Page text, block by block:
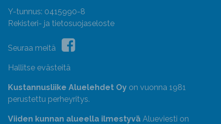
Y-tunnus: 0415990-8
Rekisteri- ja tietosuojaseloste
Seuraa meitä
Hallitse evästeitä
Kustannusliike Aluelehdet Oy on vuonna 1981
perustettu perheyritys.
Viiden kunnan alueella ilmestyvä Alueviesti on